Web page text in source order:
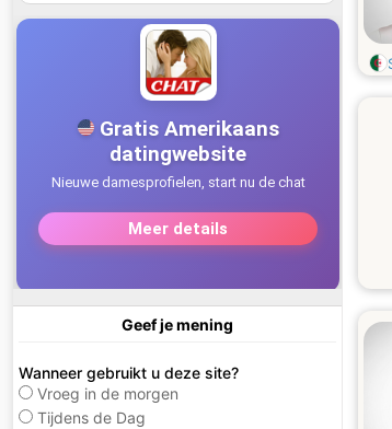
Geef je mening
Wanneer gebruikt u deze site?
Vroeg in de morgen
Tijdens de Dag